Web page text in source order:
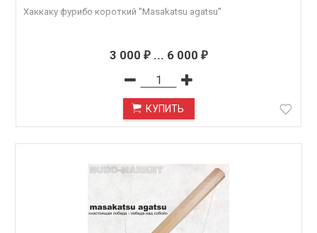
Хаккаку фурибо короткий "Masakatsu agatsu"
3 000 ₽... 6 000 ₽
КУПИТЬ